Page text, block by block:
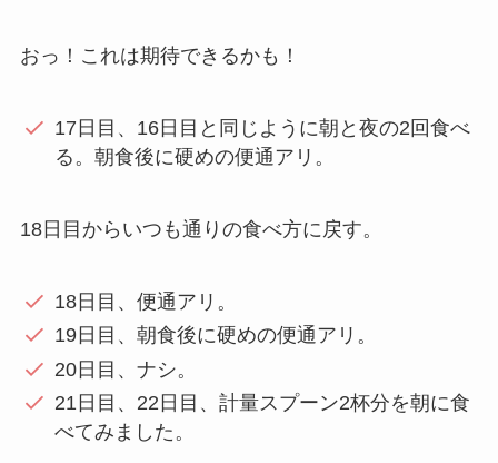
おっ！これは期待できるかも！
17日目、16日目と同じように朝と夜の2回食べ
る。朝食後に硬めの便通アリ。
18日目からいつも通りの食べ方に戻す。
18日目、便通アリ。
19日目、朝食後に硬めの便通アリ。
20日目、ナシ。
21日目、22日目、計量スプーン2杯分を朝に食
べてみました。